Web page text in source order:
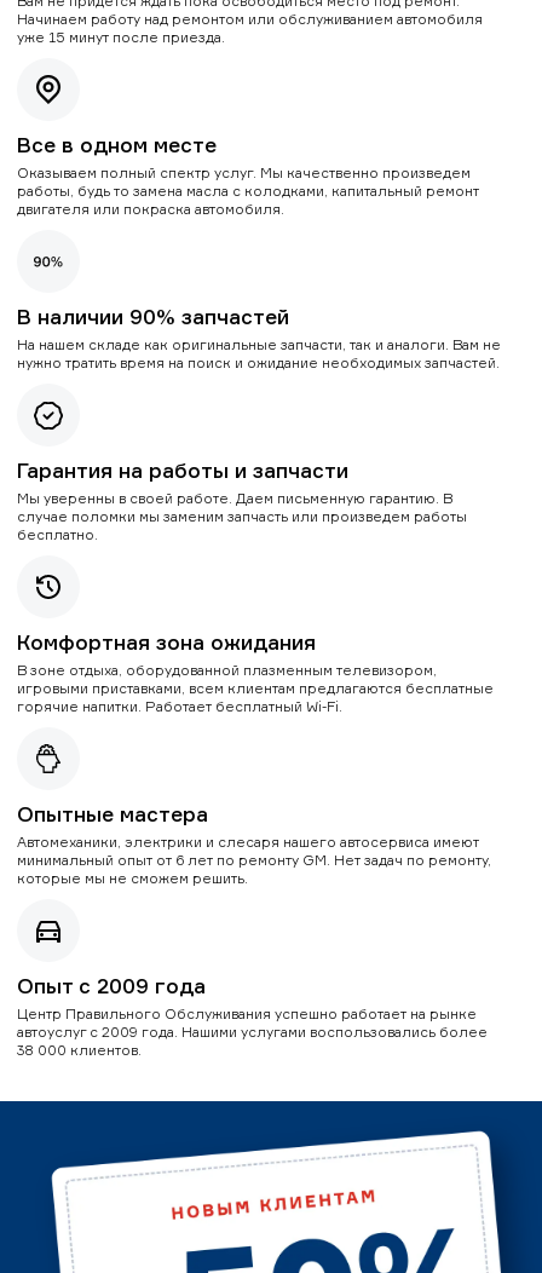
Начинаем работу над ремонтом или обслуживанием автомобиля
уже 15 минут после приезда.
Все в одном месте
Оказываем полный спектр услуг. Мы качественно произведем
работы, будь то замена масла с колодками, капитальный ремонт
двигателя или покраска автомобиля.
В наличии 90% запчастей
На нашем складе как оригинальные запчасти, так и аналоги. Вам не
нужно тратить время на поиск и ожидание необходимых запчастей.
Гарантия на работы и запчасти
Мы уверенны в своей работе. Даем письменную гарантию. В
случае поломки мы заменим запчасть или произведем работы
бесплатно.
Комфортная зона ожидания
В зоне отдыха, оборудованной плазменным телевизором,
игровыми приставками, всем клиентам предлагаются бесплатные
горячие напитки. Работает бесплатный Wi-Fi.
Опытные мастера
Автомеханики, электрики и слесаря нашего автосервиса имеют
минимальный опыт от 6 лет по ремонту GM. Нет задач по ремонту,
которые мы не сможем решить.
Опыт с 2009 года
Центр Правильного Обслуживания успешно работает на рынке
автоуслуг с 2009 года. Нашими услугами воспользовались более
38 000 клиентов.